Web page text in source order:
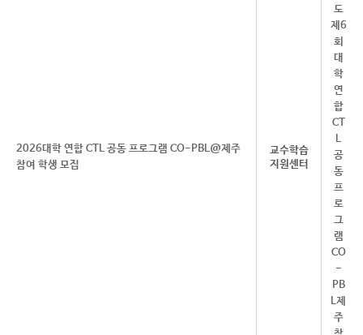
2026대학 연합 CTL 공동 프로그램 CO-PBL@제주
참여 학생 모집
교수학습
지원센터